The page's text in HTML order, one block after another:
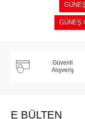
GÜNEŞ
Güvenli
Alışveriş
E BÜLTEN